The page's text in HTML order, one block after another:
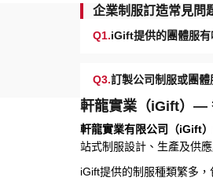
企業制服訂造常見問
Q1.iGift提供的團體服有
Q3.訂製公司制服或團
軒龍實業（iGift）—
軒龍實業有限公司（iGift）
站式制服設計、生產及供應
iGift提供的制服種類繁多